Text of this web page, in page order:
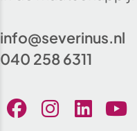
info@severinus.nl
040 258 6311